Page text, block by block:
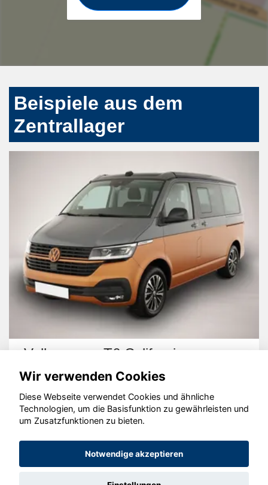
Beispiele aus dem
Zentrallager
Volkswagen T6 California
© konjunkturmotor.de GmbH 2020 - 2026
Wir verwenden Cookies
Diese Webseite verwendet Cookies und ähnliche
Technologien, um die Basisfunktion zu gewährleisten und
um Zusatzfunktionen zu bieten.
Notwendige akzeptieren